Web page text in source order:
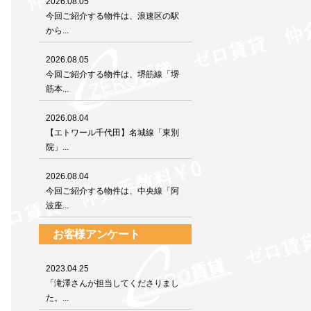
今回ご紹介する物件は、浪速区の駅
から...
2026.08.05
今回ご紹介する物件は、堺筋線「堺
筋本...
2026.08.04
【エトワール千代田】名城線「東別
院」...
2026.08.04
今回ご紹介する物件は、中央線「阿
波座...
お客様アンケート
2023.04.25
「滝澤さんが担当してくださりまし
た。...